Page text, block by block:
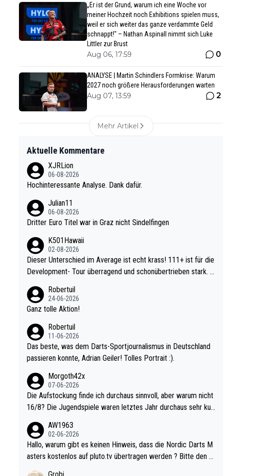
„Er ist der Grund, warum ich eine Woche vor
meiner Hochzeit noch Exhibitions spielen muss,
weil er sich weiter das ganze verdammte Geld
schnappt!" – Nathan Aspinall nimmt sich Luke
Littler zur Brust
Aug 06, 17:59 0
ANALYSE | Martin Schindlers Formkrise: Warum
2027 noch größere Herausforderungen warten
Aug 07, 13:59 2
Mehr Artikel
Aktuelle Kommentare
XJRLion
06-08-2026
Hochinteressante Analyse. Dank dafür.
Julian11
06-08-2026
Dritter Euro Titel war in Graz nicht Sindelfingen
K501Hawaii
02-08-2026
Dieser Unterschied im Average ist echt krass! 111+ ist für die
Development- Tour überragend und schonübertrieben stark. U
e mal 40+ erst recht. Da gewinnst keinen Blumentopf - ist ja n
och krasser wie ein Pokalspiel eines Kreisligisten vs einem Bu
Robertuil
24-06-2026
Ganz tolle Aktion!
Robertuil
11-06-2026
Das beste, was dem Darts-Sportjournalismus in Deutschland
passieren konnte, Adrian Geiler! Tolles Portrait :).
Morgoth42x
07-06-2026
Die Aufstockung finde ich durchaus sinnvoll, aber warum nicht
16/8? Die Jugendspiele waren letztes Jahr durchaus sehr kur
l. Allerdings ist Mitchell Lawrie als Nummer 1 der Welt eh quali
fiziert. Somit ändert die automatische Qualifikation des Weltm
eisters erstmal nichts. Ich denke sie wollen damit für nächste
AW1963
02-06-2026
Hallo, warum gibt es keinen Hinweis, dass die Nordic Darts M
asters kostenlos auf pluto.tv übertragen werden ? Bitte den A